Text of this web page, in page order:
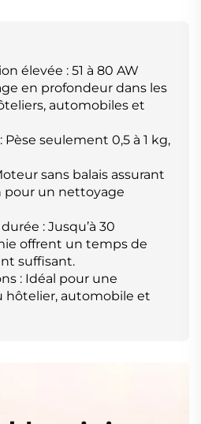
élevée : 51 à 80 AW
en profondeur dans les
automobiles et
seulement 0,5 à 1 kg,
sans balais assurant
pour un nettoyage
: Jusqu’à 30
offrent un temps de
suffisant.
: Idéal pour une
hôtelier, automobile et